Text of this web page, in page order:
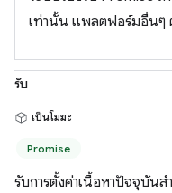
เท่านั้น แพลตฟอร์มอื่นๆ
รับ
เป็นโมฆะ
Promise
รับการตั้งค่าเนื้อหาปัจจุบันส